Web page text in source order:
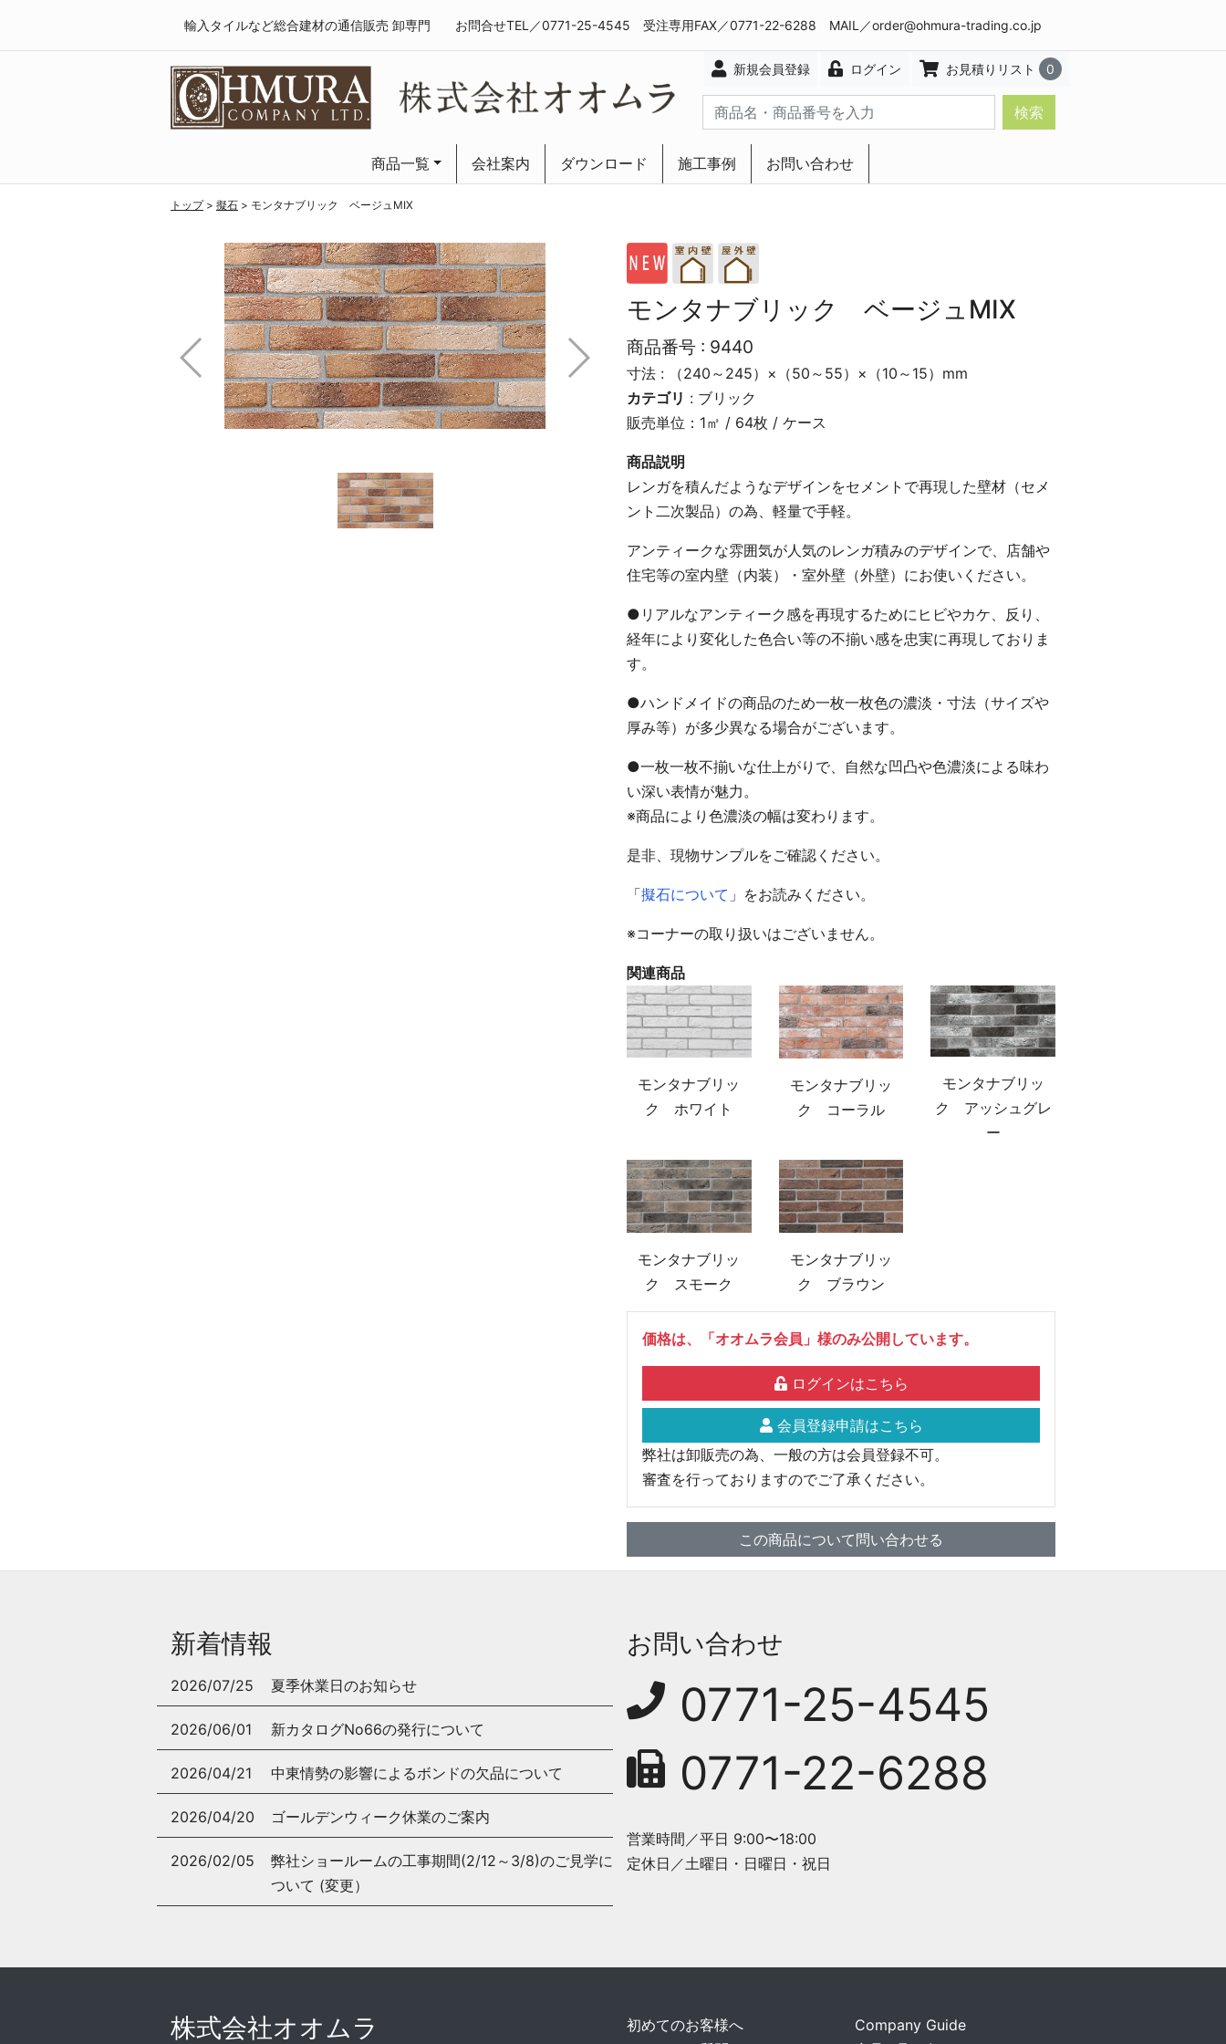
輸入タイルなど総合建材の通信販売 卸専門 お問合せTEL／0771-25-4545 受注専用FAX／0771-22-6288 MAIL／order@ohmura-trading.co.jp
新規会員登録 ログイン お見積りリスト 0
検索
商品一覧 会社案内 ダウンロード 施工事例 お問い合わせ
トップ> 擬石 > モンタナブリック ベージュMIX
モンタナブリック ベージュMIX
商品番号 : 9440
寸法 : （240～245）×（50～55）×（10～15）mm
カテゴリ : ブリック
販売単位：1㎡ / 64枚 / ケース
商品説明
レンガを積んだようなデザインをセメントで再現した壁材（セメ
ント二次製品）の為、軽量で手軽。
アンティークな雰囲気が人気のレンガ積みのデザインで、店舗や
住宅等の室内壁（内装）・室外壁（外壁）にお使いください。
●リアルなアンティーク感を再現するためにヒビやカケ、反り、
経年により変化した色合い等の不揃い感を忠実に再現しておりま
す。
●ハンドメイドの商品のため一枚一枚色の濃淡・寸法（サイズや
厚み等）が多少異なる場合がございます。
●一枚一枚不揃いな仕上がりで、自然な凹凸や色濃淡による味わ
い深い表情が魅力。
※商品により色濃淡の幅は変わります。
是非、現物サンプルをご確認ください。
「擬石について 」をお読みください。
※コーナーの取り扱いはございません。
関連商品
モンタナブリッ
ク ホワイト
モンタナブリッ
ク コーラル
モンタナブリッ
ク アッシュグレ
ー
モンタナブリッ
ク スモーク
モンタナブリッ
ク ブラウン
価格は、「オオムラ会員」様のみ公開しています。
ログインはこちら
会員登録申請はこちら
弊社は卸販売の為、一般の方は会員登録不可。
審査を行っておりますのでご了承ください。
この商品について問い合わせる
新着情報
2026/07/25 夏季休業日のお知らせ
2026/06/01 新カタログNo66の発行について
2026/04/21 中東情勢の影響によるボンドの欠品について
2026/04/20 ゴールデンウィーク休業のご案内
2026/02/05
弊社ショールームの工事期間(2/12～3/8)のご見学に
ついて (変更）
お問い合わせ
0771-25-4545
0771-22-6288
営業時間／平日 9:00〜18:00
定休日／土曜日・日曜日・祝日
株式会社オオムラ
初めてのお客様へ
Company Guide